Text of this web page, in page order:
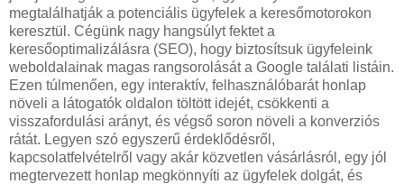
megtalálhatják a potenciális ügyfelek a keresőmotorokon
keresztül. Cégünk nagy hangsúlyt fektet a
keresőoptimalizálásra (SEO), hogy biztosítsuk ügyfeleink
weboldalainak magas rangsorolását a Google találati listáin.
Ezen túlmenően, egy interaktív, felhasználóbarát honlap
növeli a látogatók oldalon töltött idejét, csökkenti a
visszafordulási arányt, és végső soron növeli a konverziós
rátát. Legyen szó egyszerű érdeklődésről,
kapcsolatfelvételről vagy akár közvetlen vásárlásról, egy jól
megtervezett honlap megkönnyíti az ügyfelek dolgát, és